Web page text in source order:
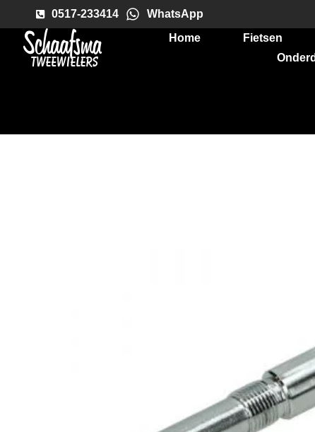
0517-233414
WhatsApp
Home
Fietsen